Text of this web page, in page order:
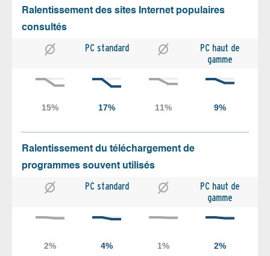
Ralentissement des sites Internet populaires
consultés
PC standard
PC haut de
gamme
Ralentissement du téléchargement de
programmes souvent utilisés
PC standard
PC haut de
gamme